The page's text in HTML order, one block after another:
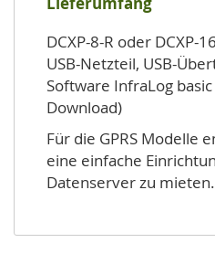
DCXP-8-R oder DCXP-
USB-Netzteil, USB-
Software InfraLog
Download)
Für die GPRS Modelle
eine einfache
Datenserver zu mieten.